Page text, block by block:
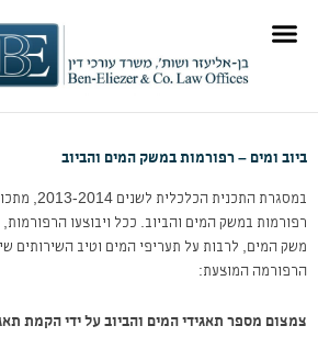
לתוכן
ביוב ומים – רפורמות במשק המים והביוב
במסגרת
רפורמות במשק המים והביוב. ככל ויבוצעו
משק המים, לרבות על תעריפי המים וטיב השירותים
הרפורמה המוצעת:
צמצום מספר תאגידי המים והביוב על ידי הקמת